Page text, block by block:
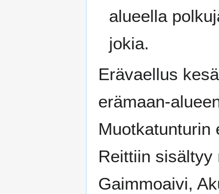
alueella
jokia.
Erävaellus
erämaan-
Muotkatunturin
Reittiin sisältyy
Gaimmoaivi,